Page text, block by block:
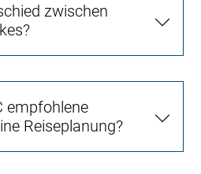
zwischen
empfohlene
Reiseplanung?